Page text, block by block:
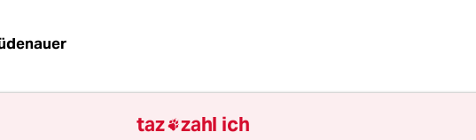
sind die Wege des Lebens und der Liebe, windungsreich
Hat man schließlich holprig eine gewisse
taz zahl ich